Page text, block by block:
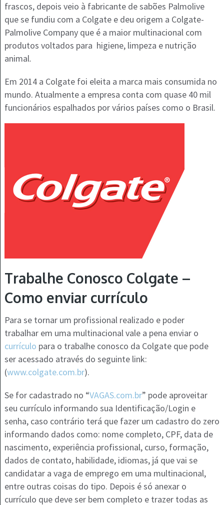
frascos, depois veio à fabricante de sabões Palmolive
que se fundiu com a Colgate e deu origem a Colgate-
Palmolive Company que é a maior multinacional com
produtos voltados para higiene, limpeza e nutrição
animal.
Em 2014 a Colgate foi eleita a marca mais consumida no
mundo. Atualmente a empresa conta com quase 40 mil
funcionários espalhados por vários países como o Brasil.
Trabalhe Conosco Colgate –
Como enviar currículo
Para se tornar um profissional realizado e poder
trabalhar em uma multinacional vale a pena enviar o
currículo para o trabalhe conosco da Colgate que pode
ser acessado através do seguinte link:
(www.colgate.com.br).
Se for cadastrado no “VAGAS.com.br” pode aproveitar
seu currículo informando sua Identificação/Login e
senha, caso contrário terá que fazer um cadastro do zero
informando dados como: nome completo, CPF, data de
nascimento, experiência profissional, curso, formação,
dados de contato, habilidade, idiomas, já que vai se
candidatar a vaga de emprego em uma multinacional,
entre outras coisas do tipo. Depois é só anexar o
currículo que deve ser bem completo e trazer todas as